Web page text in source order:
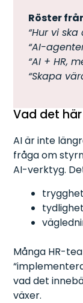
Röster
“Hur vi
“AI-
“AI + HR,
“Skapa
Vad det
AI är inte
fråga om
AI-verktyg.
Många HR-
vad det
växer.